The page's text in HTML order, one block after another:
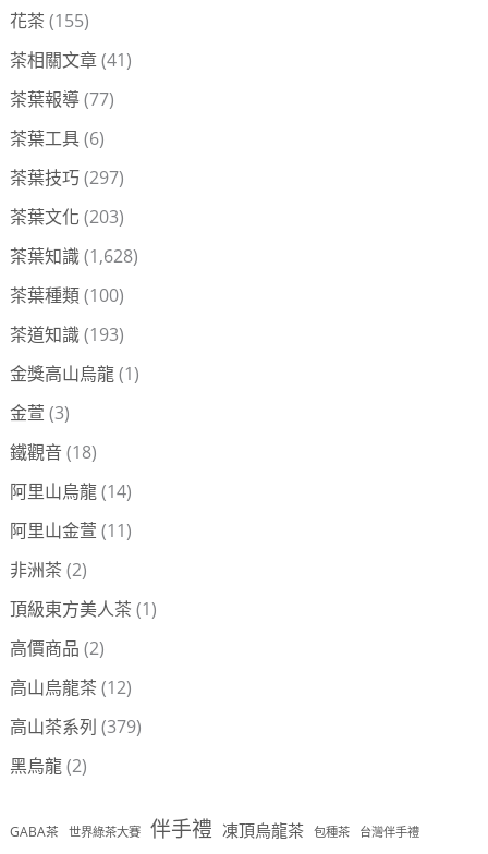
花茶 (155)
茶相關文章(41)
茶葉報導(77)
茶葉工具(6)
茶葉技巧(297)
茶葉文化 (203)
茶葉知識(1,628)
茶葉種類(100)
茶道知識(193)
金獎高山烏龍(1)
金萱 (3)
鐵觀音 (18)
阿里山烏龍(14)
阿里山金萱 (11)
非洲茶 (2)
頂級東方美人茶 (1)
高價商品 (2)
高山烏龍茶 (12)
高山茶系列 (379)
黑烏龍(2)
GABA茶 世界綠茶大賽 伴手禮 凍頂烏龍茶 包種茶 台灣伴手禮